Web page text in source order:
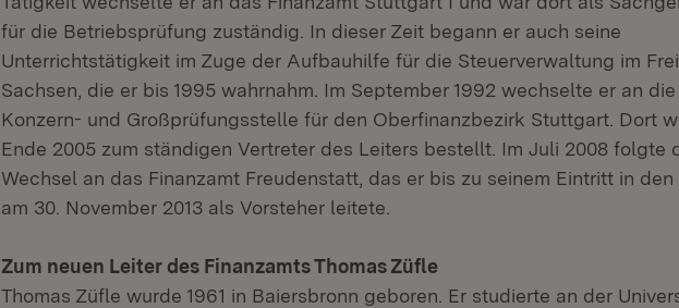
für die Betriebsprüfung zuständig. In dieser Zeit begann er auch seine
Unterrichtstätigkeit im Zuge der Aufbauhilfe für die Steuerverwaltung im
Sachsen, die er bis 1995 wahrnahm. Im September 1992 wechselte er an
Konzern- und Großprüfungsstelle für den Oberfinanzbezirk Stuttgart. Dort
Ende 2005 zum ständigen Vertreter des Leiters bestellt. Im Juli 2008 folgte
Wechsel an das Finanzamt Freudenstatt, das er bis zu seinem Eintritt in den
am 30. November 2013 als Vorsteher leitete.
Zum neuen Leiter des Finanzamts Thomas Züfle
Thomas Züfle wurde 1961 in Baiersbronn geboren. Er studierte an der